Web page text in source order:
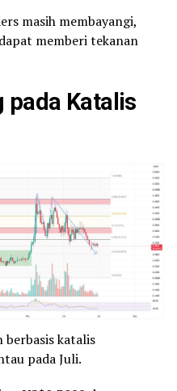
masih membayangi,
memberi tekanan
pada Katalis
berbasis katalis
pada Juli.